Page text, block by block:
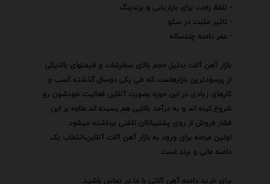
- تلفظ راحت برای بازاریابی و برندینگ
- تاثیر مثبت در سئو
- عمر دامنه چندساله
بازار آهن آلات بدلیل حجم بالای سفارشات و قیمتهای بالا،یکی
از پرسودترین بازارهاست که طی یکی دوسال گذشته کسب و
کارهای زیادی در این حوزه بصورت آنلاین فعالیت خودشون رو
شروع کرده اند و به درآمد بالایی هم رسیده اند.علاوه بر این
فشار فروش از روی پشتیباناان تلفنی برداشته میشود.
اولین مرحله برای ورود به بازار آهن آلات آنلاین،انتخاب یک
دامنه عالی و برند است.
برای خرید دامنه آهن آلاتی با ما در تماس باشید.